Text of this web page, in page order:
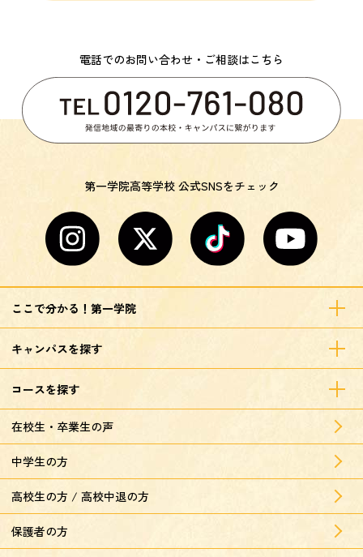
電話でのお問い合わせ・ご相談はこちら
第一学院高等学校 公式SNSをチェック
ここで分かる！第一学院
キャンパスを探す
コースを探す
在校生・卒業生の声
中学生の方
高校生の方 / 高校中退の方
保護者の方